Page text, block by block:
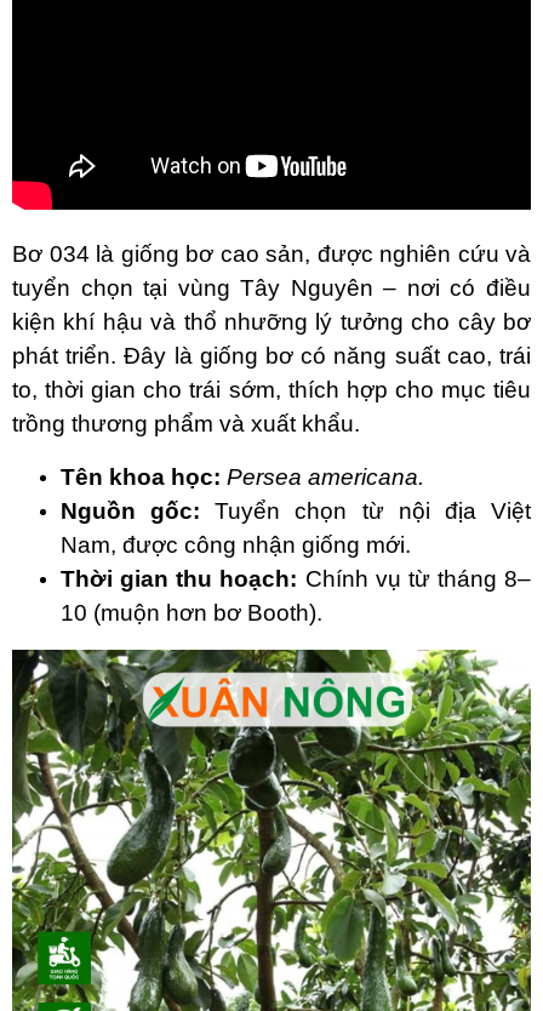
Bơ 034 là giống bơ cao sản, được nghiên cứu và
tuyển chọn tại vùng Tây Nguyên – nơi có điều
kiện khí hậu và thổ nhưỡng lý tưởng cho cây bơ
phát triển. Đây là giống bơ có năng suất cao, trái
to, thời gian cho trái sớm, thích hợp cho mục tiêu
trồng thương phẩm và xuất khẩu.
Tên khoa học: Persea americana.
Nguồn gốc:Tuyển chọn từ nội địa Việt
Nam, được công nhận giống mới.
Thời gian thu hoạch: Chính vụ từ tháng 8–
10 (muộn hơn bơ Booth).